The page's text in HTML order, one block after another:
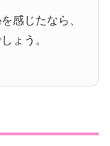
感じたなら、
ょう。